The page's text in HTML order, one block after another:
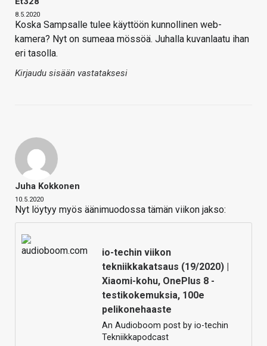
8.5.2020
Koska Sampsalle tulee käyttöön kunnollinen web-
kamera? Nyt on sumeaa mössöä. Juhalla kuvanlaatu ihan
eri tasolla.
Kirjaudu sisään vastataksesi
Juha Kokkonen
10.5.2020
Nyt löytyy myös äänimuodossa tämän viikon jakso:
io-techin viikon
tekniikkakatsaus (19/2020) |
Xiaomi-kohu, OnePlus 8 -
testikokemuksia, 100e
pelikonehaaste
An Audioboom post by io-techin
Tekniikkapodcast